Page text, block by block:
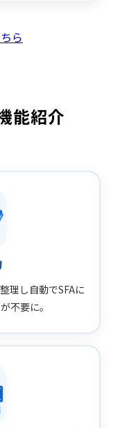
ら
能紹介
理し自動でSFAに
不要に。